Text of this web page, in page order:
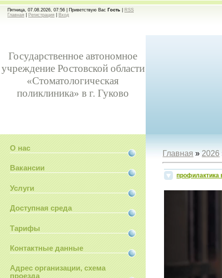
Пятница, 07.08.2026, 07:56 | Приветствую Вас Гость
RSS
Главная
Регистрация Вход
Государственное автономное
учреждение Ростовской области
«Стоматологическая
поликлиника» в г. Гуково
О нас
Вакансии
Услуги
Доступная среда
Тарифы
Контактные данные
Адрес организации, схема
проезда
Главная » 2026
профилактика